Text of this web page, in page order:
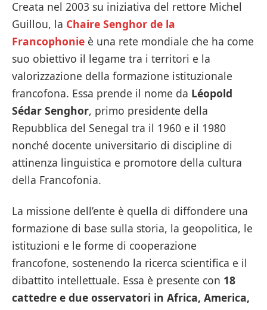
Creata nel 2003 su iniziativa del rettore Michel
Guillou, la Chaire Senghor de la
Francophonie è una rete mondiale che ha come
suo obiettivo il legame tra i territori e la
valorizzazione della formazione istituzionale
francofona. Essa prende il nome da Léopold
Sédar Senghor, primo presidente della
Repubblica del Senegal tra il 1960 e il 1980
nonché docente universitario di discipline di
attinenza linguistica e promotore della cultura
della Francofonia.
La missione dell’ente è quella di diffondere una
formazione di base sulla storia, la geopolitica, le
istituzioni e le forme di cooperazione
francofone, sostenendo la ricerca scientifica e il
dibattito intellettuale. Essa è presente con 18
cattedre e due osservatori in Africa, America,